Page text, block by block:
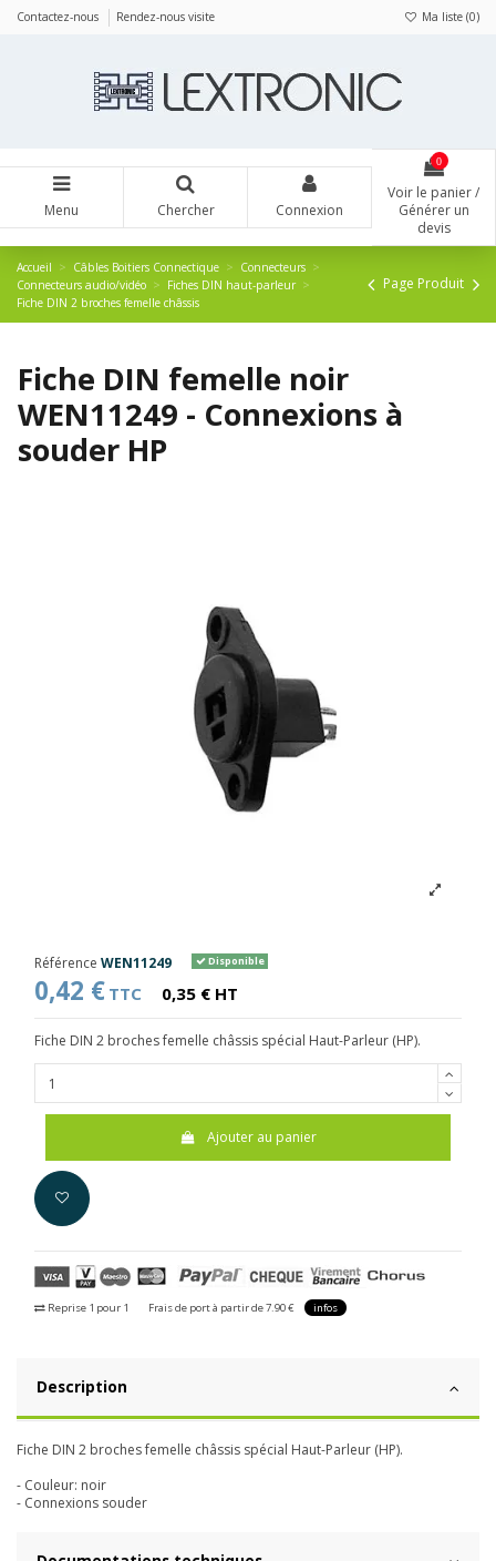
Contactez-nous Rendez-nous visite Ma liste (0)
Menu Chercher Connexion
0
Voir le panier /
Générer un
devis
Accueil Câbles Boitiers Connectique
Connecteurs
Connecteurs audio/vidéo
Fiches DIN haut-parleur
Fiche DIN 2 broches femelle châssis
Page Produit
Fiche DIN femelle noir
WEN11249 - Connexions à
souder HP
Référence WEN11249 Disponible
0,42 € TTC 0,35 € HT
Fiche DIN 2 broches femelle châssis spécial Haut-Parleur (HP).
Ajouter au panier
Reprise 1 pour 1 Frais de port à partir de 7.90 € infos
Description
Fiche DIN 2 broches femelle châssis spécial Haut-Parleur (HP).
- Couleur: noir
- Connexions souder
Panneau de gestion des cookies